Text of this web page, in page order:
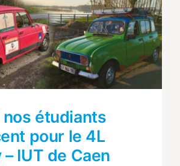
nos étudiants
pour le 4L
– IUT de Caen